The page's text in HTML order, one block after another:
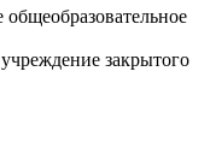
общеобразовательное
закрытого